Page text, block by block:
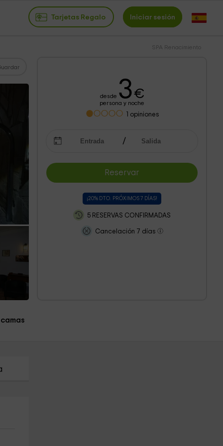
Tarjetas Regalo Iniciar sesión
SPA Renacimiento
desde 3€
persona y noche
1 opiniones
Reservar
¡20% DTO. PRÓXIMOS 7 DÍAS!
5 RESERVAS CONFIRMADAS
Cancelación 7 días
camas